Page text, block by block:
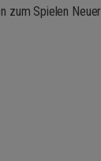
zum Spielen